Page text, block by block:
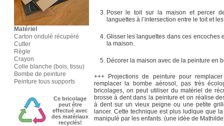
Matériel
Carton ondulé récupéré
Cutter
Règle
Crayon
Colle blanche (bois, tissu)
Bombe de peinture
Peinture tous supports
Ce bricolage
peut être
effectué avec
des matériaux
recyclés!
Poser le toit sur la maison et percer
languettes à l’intersection entre le toit et
Glisser les languettes dans ces encoches
la maison.
Décorer la maison avec de la peinture en
+++ Projections de peinture pour
remplacer la bombe aérosol, pas très
bricolages, on peut utiliser du matériel de
brosse à dent dans la peinture et on réalise
à dent sur un vieux peigne ou une petite
lancer. Cette technique est plus ludique que
manipulé par les enfants. (une idée de